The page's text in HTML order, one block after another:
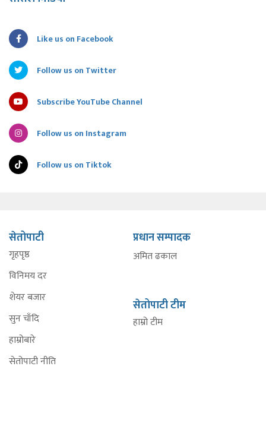
Like us on Facebook
Follow us on Twitter
Subscribe YouTube Channel
Follow us on Instagram
Follow us on Tiktok
सेतोपाटी
गृहपृष्ठ
विनिमय दर
शेयर बजार
सुन चाँदि
हाम्रोबारे
सेतोपाटी नीति
प्रधान सम्पादक
अमित ढकाल
सेतोपाटी टीम
हाम्रो टीम